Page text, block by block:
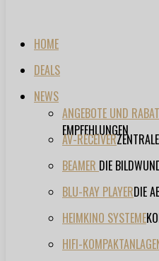
HOME
DEALS
NEWS
ANGEBOTE UND
EMPFEHLUNGEN
AV-RECEIVER
BEAMER DIE
BLU-RAY PLAYERDIE
HEIMKINO SYSTEME
HIFI-